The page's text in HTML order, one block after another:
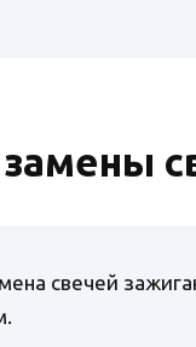
свечей